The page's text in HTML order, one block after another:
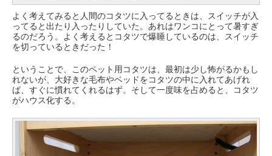
よく考えてみると人間のコタツに入ってるときは、スイッチが入
ってると出たり入ったりしていた。あれはワンコにとって暑すぎ
るのだろう。よく考えるとコタツで爆睡しているのは、スイッチ
を切っているときだった！
ということで、このペット用コタツは、最初は少し怖がるかもし
れないが、大好きな毛布やベッドをコタツの中に入れてあげれ
ば、すぐに慣れてくれるはず。そして一度味を占めると、コタツ
がハウス化する。